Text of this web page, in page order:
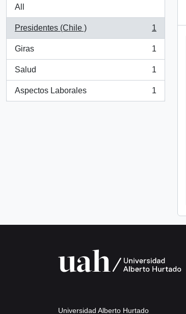
All
Presidentes (Chile )
, 1 results
1
Giras
, 1 results
1
Salud
, 1 results
1
Aspectos Laborales
, 1 results
1
Universidad Alberto Hurtado